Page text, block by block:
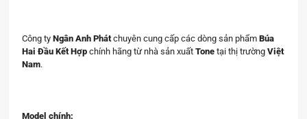
Công ty Ngân Anh Phátchuyên cung cấp các dòng sản phẩm Búa
Hai Đầu Kết Hợpchính hãng từ nhà sản xuất Tonetại thị trường Việt
Nam.
Model chính: